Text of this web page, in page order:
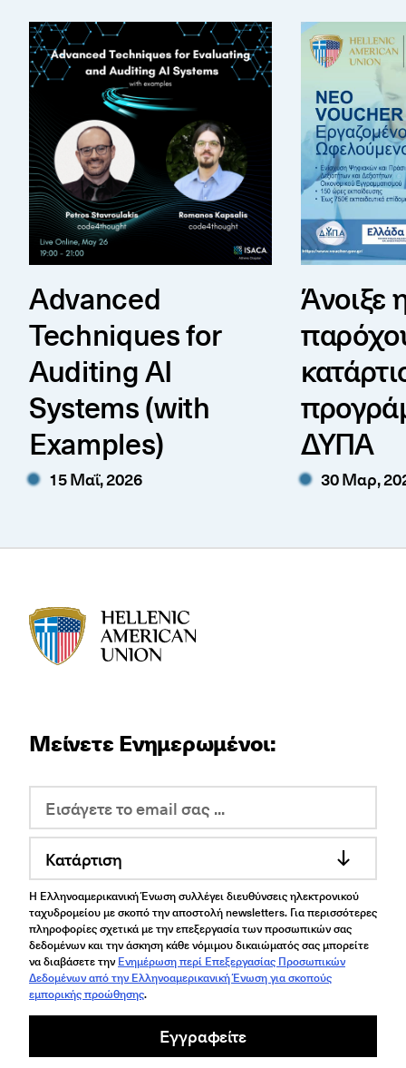
Advanced Techniques for Auditing AI Systems
Advanced
Techniques for
Auditing AI
Systems (with
Examples)
15 Μαΐ, 2026
Άνοιξε η
Άνοιξε
ΔΥΠΑ
30 Μαρ,
Μείνετε Ενημερωμένοι:
Κατάρτιση
Η Ελληνοαμερικανική Ένωση συλλέγει διευθύνσεις ηλεκτρονικού
ταχυδρομείου με σκοπό την αποστολή newsletters. Για περισσότερες
πληροφορίες σχετικά με την επεξεργασία των προσωπικών σας
δεδομένων και την άσκηση κάθε νόμιμου δικαιώματός σας μπορείτε
να διαβάσετε την Ενημέρωση περί Επεξεργασίας Προσωπικών
Δεδομένων από την Ελληνοαμερικανική Ένωση για σκοπούς
εμπορικής προώθησης.
Εγγραφείτε